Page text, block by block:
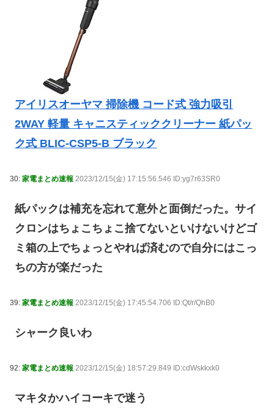
アイリスオーヤマ 掃除機 コード式 強力吸引
2WAY 軽量 キャニスティッククリーナー 紙パッ
ク式 BLIC-CSP5-B ブラック
30: 家電まとめ速報 2023/12/15(金) 17:15:56.546 ID:yg7r63SR0
紙パックは補充を忘れて意外と面倒だった。サイ
クロンはちょこちょこ捨てないといけないけどゴ
ミ箱の上でちょっとやれば済むので自分にはこっ
ちの方が楽だった
39: 家電まとめ速報 2023/12/15(金) 17:45:54.706 ID:Qt/r/QhB0
シャーク良いわ
92: 家電まとめ速報 2023/12/15(金) 18:57:29.849 ID:cdWskkxk0
マキタかハイコーキで迷う